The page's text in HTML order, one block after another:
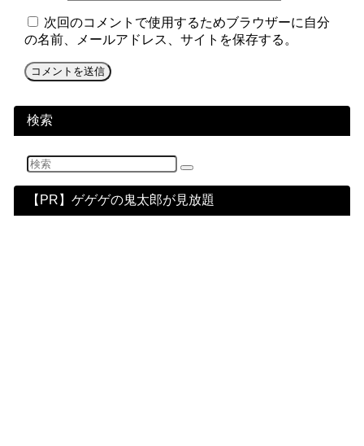
次回のコメントで使用するためブラウザーに自分
の名前、メールアドレス、サイトを保存する。
検索
【PR】ゲゲゲの鬼太郎が見放題